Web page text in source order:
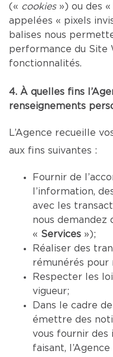
(« cookies») ou des «
appelées « pixels
balises nous
performance du Site
fonctionnalités.
4. À quelles fins
renseignements
L’Agence recueille
aux fins suivantes :
Fournir de
l’information,
avec les
nous demandez
« Services »);
Réaliser des
rémunérés pour
Respecter les
vigueur;
Dans le cadre
émettre des
vous fournir des
faisant,